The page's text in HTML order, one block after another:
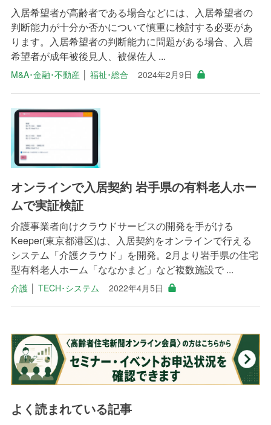
入居希望者が高齢者である場合などには、入居希望者の
判断能力が十分か否かについて慎重に検討する必要があ
ります。入居希望者の判断能力に問題がある場合、入居
希望者が成年被後見人、被保佐人 ...
M&A･金融･不動産│ 福祉･総合 2024年2月9日
オンラインで入居契約 岩手県の有料老人ホー
ムで実証検証
介護事業者向けクラウドサービスの開発を手がける
Keeper(東京都港区)は、入居契約をオンラインで行える
システム「介護クラウド」を開発。2月より岩手県の住宅
型有料老人ホーム「ななかまど」など複数施設で ...
介護│ TECH･システム 2022年4月5日
よく読まれている記事